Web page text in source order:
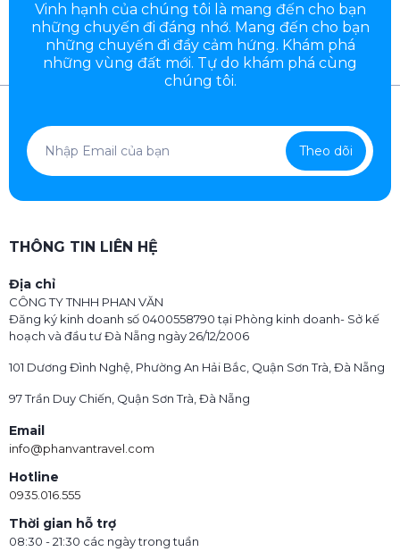
Vinh hạnh của chúng tôi là mang đến cho bạn
những chuyến đi đáng nhớ. Mang đến cho bạn
những chuyến đi đầycảm hứng. Khám phá
những vùng đất mới. Tự do khám phá cùng
chúng tôi.
Theo dõi
THÔNG TIN LIÊN HỆ
Địa chỉ
CÔNG TY TNHH PHAN VĂN
Đăng ký kinh doanh số 0400558790 tại Phòng kinh doanh- Sở kế
hoạch và đầu tư Đà Nẵng ngày 26/12/2006
101 Dương Đình Nghệ, Phường An Hải Bắc, Quận Sơn Trà, Đà Nẵng
97 Trần Duy Chiến, Quận Sơn Trà, Đà Nẵng
Email
info@phanvantravel.com
Hotline
0935.016.555
Thời gian hỗ trợ
08:30 - 21:30 các ngày trong tuần